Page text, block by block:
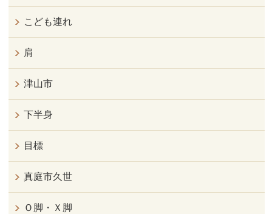
こども連れ
肩
津山市
下半身
目標
真庭市久世
Ｏ脚・Ｘ脚